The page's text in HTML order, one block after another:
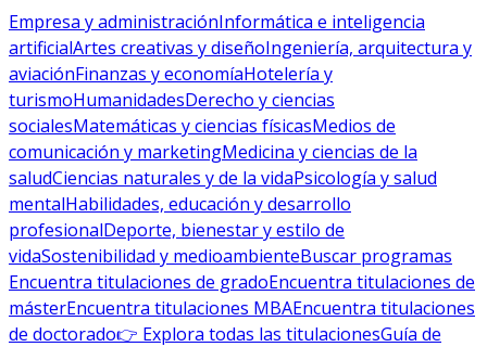
Empresa y administraciónInformática e inteligencia
artificialArtes creativas y diseñoIngeniería, arquitectura y
aviaciónFinanzas y economíaHotelería y
turismoHumanidadesDerecho y ciencias
socialesMatemáticas y ciencias físicasMedios de
comunicación y marketingMedicina y ciencias de la
saludCiencias naturales y de la vidaPsicología y salud
mentalHabilidades, educación y desarrollo
profesionalDeporte, bienestar y estilo de
vidaSostenibilidad y medioambienteBuscar programas
Encuentra titulaciones de gradoEncuentra titulaciones de
másterEncuentra titulaciones MBAEncuentra titulaciones
de doctorado👉 Explora todas las titulacionesGuía de